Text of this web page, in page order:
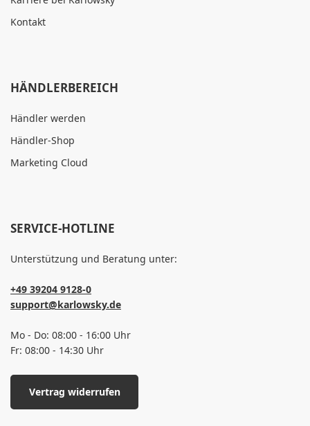
Kontakt
HÄNDLERBEREICH
Händler werden
Händler-Shop
Marketing Cloud
SERVICE-HOTLINE
Unterstützung und Beratung unter:
+49 39204 9128-0
support@karlowsky.de
Mo - Do: 08:00 - 16:00 Uhr
Fr: 08:00 - 14:30 Uhr
Vertrag widerrufen